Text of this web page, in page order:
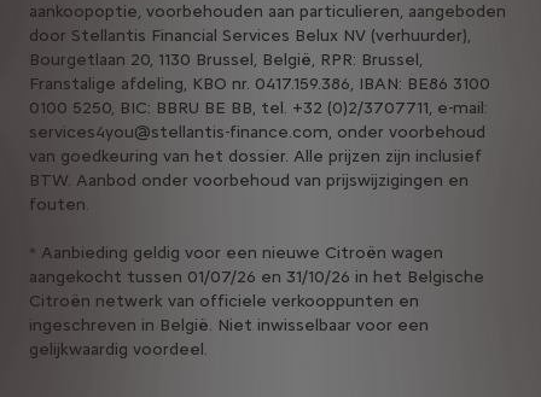
aankoopoptie, voorbehouden aan particulieren, aangeboden
door Stellantis Financial Services Belux NV (verhuurder),
Bourgetlaan 20, 1130 Brussel, België, RPR: Brussel,
Franstalige afdeling, KBO nr. 0417.159.386, IBAN: BE86 3100
0100 5250, BIC: BBRU BE BB, tel. +32 (0)2/3707711, e-mail:
services4you@stellantis-finance.com, onder voorbehoud
van goedkeuring van het dossier. Alle prijzen zijn inclusief
BTW. Aanbod onder voorbehoud van prijswijzigingen en
fouten.
* Aanbieding geldig voor een nieuwe Citroën wagen
aangekocht tussen 01/07/26 en 31/10/26​ in het Belgische
Citroën netwerk van officiele verkooppunten en
ingeschreven in België. Niet inwisselbaar voor een
gelijkwaardig voordeel.